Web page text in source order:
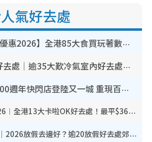
氣好去處
【8月生日優惠2026】全港85大食買玩著數攻略 自助餐/火鍋放題同行免費＋誠品/DONKI送現金券
香港室內好去處｜逾35大歎冷氣室內好去處推介 室內活動免費避雨無懼落雨
小熊維尼100週年快閃店登陸又一城 重現百畝森林經典場景／獨家限定盲盒登場／專屬DIY香水
唱K推介2026︱全港13大卡啦OK好去處！最平$36起 日文K都有！(附地址+收費詳情)
假日好去處｜2026放假去邊好？逾20放假好去處郊外/秘景 休閒半日或一日遊